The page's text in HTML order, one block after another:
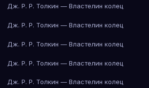
Дж. Р. Р. Толкин — Властелин колец
Дж. Р. Р. Толкин — Властелин колец
Дж. Р. Р. Толкин — Властелин колец
Дж. Р. Р. Толкин — Властелин колец
Дж. Р. Р. Толкин — Властелин колец